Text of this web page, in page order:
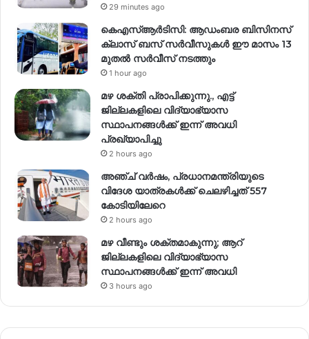
29 minutes ago
കെഎസ്ആർടിസി: ആഡംബര ബിസിനസ്
ക്ലാസ് ബസ് സർവീസുകൾ ഈ മാസം 13
മുതൽ സർവീസ് നടത്തും
1 hour ago
മഴ ശക്തി പ്രാപിക്കുന്നു., എട്ട്
ജില്ലകളിലെ വിദ്യാഭ്യാസ
സ്ഥാപനങ്ങള്‍ക്ക് ഇന്ന് അവധി
പ്രഖ്യാപിച്ചു
2 hours ago
അഞ്ച് വര്‍ഷം, പ്രധാനമന്ത്രിയുടെ
വിദേശ യാത്രകള്‍ക്ക് ചെലഴിച്ചത് 557
കോടിയിലേറെ
2 hours ago
മഴ വീണ്ടും ശക്തമാകുന്നു; ആറ്
ജില്ലകളിലെ വിദ്യാഭ്യാസ
സ്ഥാപനങ്ങള്‍ക്ക് ഇന്ന് അവധി
3 hours ago